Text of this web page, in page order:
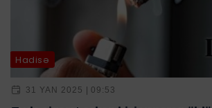
Hadisə
31 YAN 2025 | 09:53